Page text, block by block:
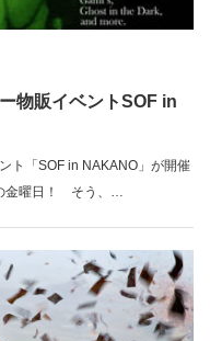
物販イベントSOF in
ト「SOF in NAKANO」が開催
金曜日！ そう、…